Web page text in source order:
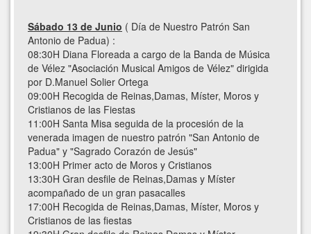
Sábado 13 de Junio ( Día de Nuestro Patrón San
Antonio de Padua) :
08:30H Diana Floreada a cargo de la Banda de Música
de Vélez "Asociación Musical Amigos de Vélez" dirigida
por D.Manuel Solier Ortega
09:00H Recogida de Reinas,Damas, Míster, Moros y
Cristianos de las Fiestas
11:00H Santa Misa seguida de la procesión de la
venerada imagen de nuestro patrón "San Antonio de
Padua" y "Sagrado Corazón de Jesús"
13:00H Primer acto de Moros y Cristianos
13:30H Gran desfile de Reinas,Damas y Míster
acompañado de un gran pasacalles
17:00H Recogida de Reinas,Damas, Míster, Moros y
Cristianos de las fiestas